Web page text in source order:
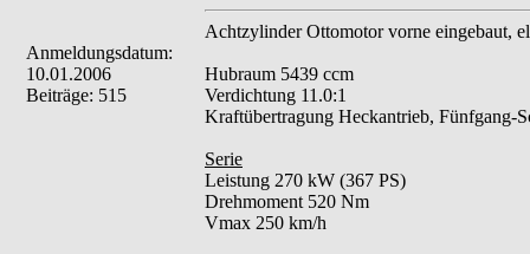
Anmeldungsdatum:
10.01.2006
Beiträge: 515
Achtzylinder Ottomotor vorne eingebaut,
Hubraum 5439 ccm
Verdichtung 11.0:1
Kraftübertragung Heckantrieb, Fünfgang-
Serie
Leistung 270 kW (367 PS)
Drehmoment 520 Nm
Vmax 250 km/h